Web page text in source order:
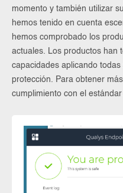
momento y también utilizar
hemos tenido en cuenta
hemos comprobado los
actuales. Los productos han
capacidades aplicando
protección. Para obtener
cumplimiento con el